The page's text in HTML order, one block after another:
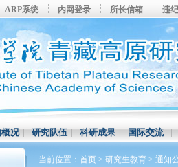
ARP系统 内网登录 所长信箱 违
况|研究队伍|科研成果|国际交流
当前位置： 首页 > 研究生教育 > 通知